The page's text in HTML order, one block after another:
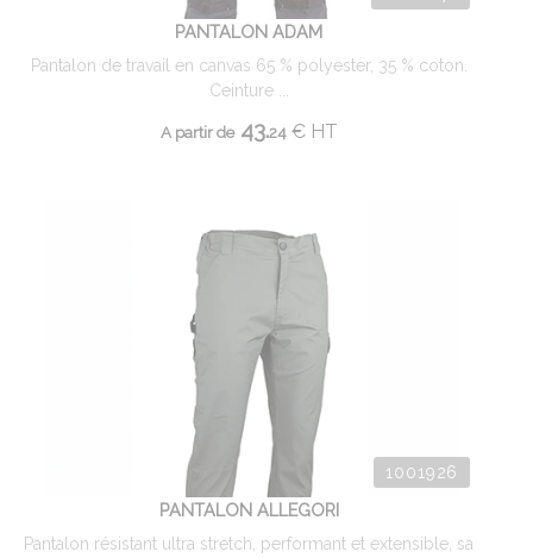
PANTALON ADAM
Pantalon de travail en canvas 65 % polyester, 35 % coton.
Ceinture ...
A partir de43.24 €HT
1001926
PANTALON ALLEGORI
Pantalon résistant ultra stretch, performant et extensible, sa